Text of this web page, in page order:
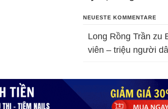
NEUESTE KOMMENTARE
Long Rồng Trần zu
viên – triệu người